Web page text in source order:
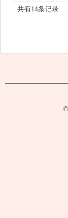
共有14条记录
©